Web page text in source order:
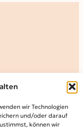
wir Technologien
und/oder darauf
können wir